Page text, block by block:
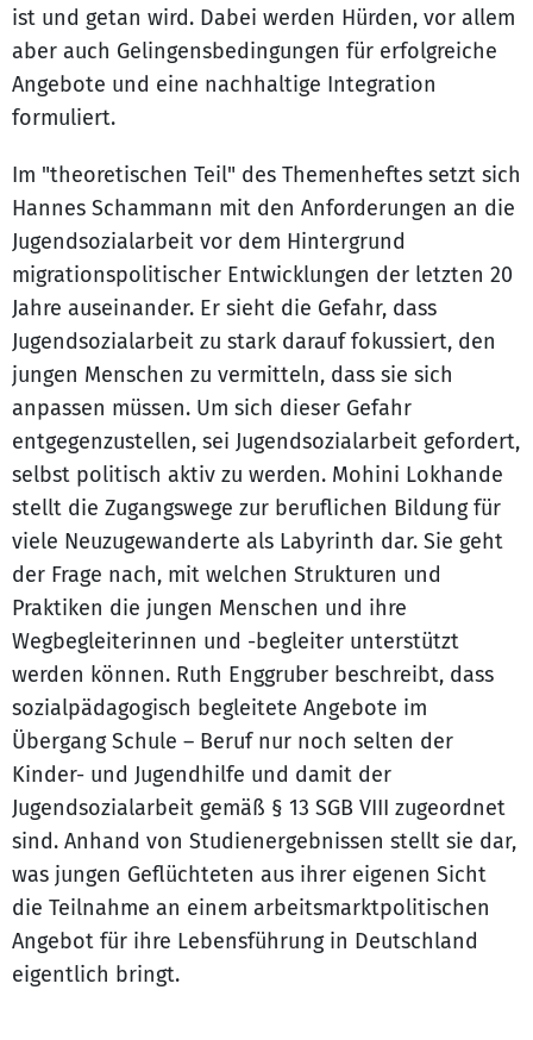
ist und getan wird. Dabei werden Hürden, vor allem
aber auch Gelingensbedingungen für erfolgreiche
Angebote und eine nachhaltige Integration
formuliert.
Im "theoretischen Teil" des Themenheftes setzt sich
Hannes Schammann mit den Anforderungen an die
Jugendsozialarbeit vor dem Hintergrund
migrationspolitischer Entwicklungen der letzten 20
Jahre auseinander. Er sieht die Gefahr, dass
Jugendsozialarbeit zu stark darauf fokussiert, den
jungen Menschen zu vermitteln, dass sie sich
anpassen müssen. Um sich dieser Gefahr
entgegenzustellen, sei Jugendsozialarbeit gefordert,
selbst politisch aktiv zu werden. Mohini Lokhande
stellt die Zugangswege zur beruflichen Bildung für
viele Neuzugewanderte als Labyrinth dar. Sie geht
der Frage nach, mit welchen Strukturen und
Praktiken die jungen Menschen und ihre
Wegbegleiterinnen und -begleiter unterstützt
werden können. Ruth Enggruber beschreibt, dass
sozialpädagogisch begleitete Angebote im
Übergang Schule – Beruf nur noch selten der
Kinder- und Jugendhilfe und damit der
Jugendsozialarbeit gemäß § 13 SGB VIII zugeordnet
sind. Anhand von Studienergebnissen stellt sie dar,
was jungen Geflüchteten aus ihrer eigenen Sicht
die Teilnahme an einem arbeitsmarktpolitischen
Angebot für ihre Lebensführung in Deutschland
eigentlich bringt.